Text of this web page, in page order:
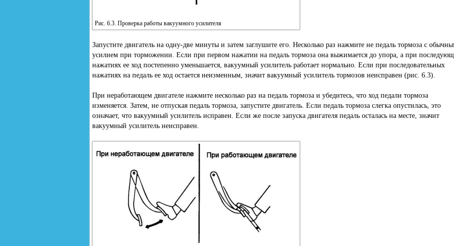
Рис. 6.3. Проверка работы вакуумного усилителя
Запустите двигатель на одну-две минуты и затем заглушите его. Несколько раз нажмите не педаль тормоза с
усилием при торможении. Если при первом нажатии на педаль тормоза она выжимается до упора, а при
нажатиях ее ход постепенно уменьшается, вакуумный усилитель работает нормально. Если при последовательных
нажатиях на педаль ее ход остается неизменным, значит вакуумный усилитель тормозов неисправен (рис. 6.3).
При неработающем двигателе нажмите несколько раз на педаль тормоза и убедитесь, что ход педали тормоза
изменяется. Затем, не отпуская педаль тормоза, запустите двигатель. Если педаль тормоза слегка опустилась, это
означает, что вакуумный усилитель исправен. Если же после запуска двигателя педаль осталась на месте, значит
вакуумный усилитель неисправен.